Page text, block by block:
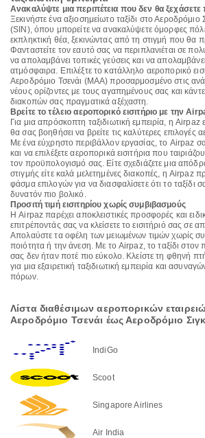
Ανακαλύψτε μια περιπέτεια που δεν θα ξεχάσετε
Ξεκινήστε ένα αξιοσημείωτο ταξίδι στο
(SIN), όπου μπορείτε να ανακαλύψετε όμορφες
εκπληκτική θέα, ξεκινώντας από τη στιγμή που θα
Φανταστείτε τον εαυτό σας να περιπλανιέται σε
να απολαμβάνει τοπικές γεύσεις και να
ατμόσφαιρα. Επιλέξτε το κατάλληλο αεροπορικό
Αεροδρόμιο Τσενάι (MAA) προσαρμοσμένο στις
νέους ορίζοντες με τους αγαπημένους σας και
διακοπών σας πραγματικά αξέχαστη.
Βρείτε το τέλειο αεροπορικό εισιτήριο με την
Για μια απρόσκοπτη ταξιδιωτική εμπειρία, η
θα σας βοηθήσει να βρείτε τις καλύτερες επιλογές
Με ένα εύχρηστο περιβάλλον εργασίας, το Airpaz
και να επιλέξετε αεροπορικά εισιτήρια που
τον προϋπολογισμό σας. Είτε σχεδιάζετε μια
στιγμής είτε καλά μελετημένες διακοπές, η Airpaz
φάσμα επιλογών για να διασφαλίσετε ότι το ταξίδι
δυνατόν πιο βολικό.
Προσιτή τιμή εισιτηρίου χωρίς συμβιβασμούς
Η Airpaz παρέχει αποκλειστικές προσφορές και
επιτρέποντάς σας να κλείσετε το εισιτήριό σας σε
Απολαύστε τα οφέλη των μειωμένων τιμών χωρίς
ποιότητα ή την άνεση. Με το Airpaz, το ταξίδι στον
σας δεν ήταν ποτέ πιο εύκολο. Κλείστε τη φθηνή
για μια εξαιρετική ταξιδιωτική εμπειρία και
πόρων.
Λίστα διαθέσιμων αεροπορικών
Αεροδρόμιο Τσενάι έως Αεροδρόμιο
IndiGo
Scoot
Singapore Airlines
Air India